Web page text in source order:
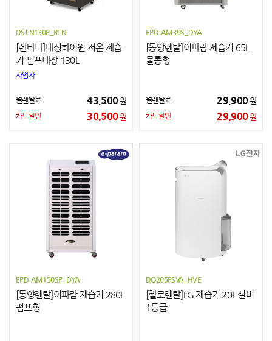
DSJ-N130P_RTN
[렌타나]대성하이원 저온 제습
기 펌프내장 130L
사업자
월렌탈료 43,500원
카드할인 30,500원
EPD-AM39S_DYA
[동양렌탈]이파람 제습기 65L
물통형
월렌탈료 29,900원
카드할인 29,900원
EPD-AM150SP_DYA
[동양렌탈]이파람 제습기 280L
펌프형
DQ205PSVA_HVE
[헬로렌탈]LG 제습기 20L 실버
1등급